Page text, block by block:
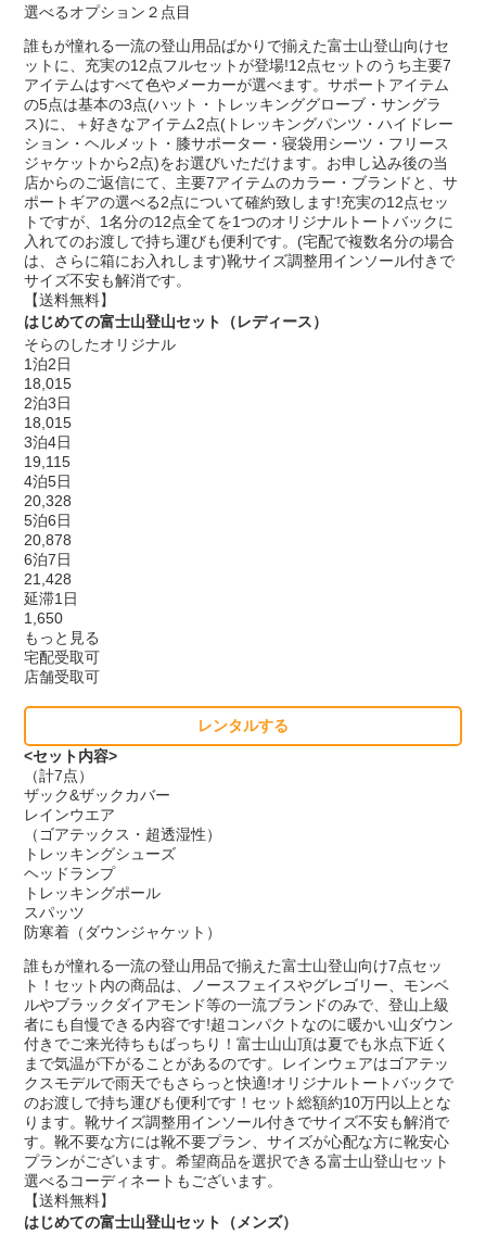
選べるオプション２点目
誰もが憧れる一流の登山用品ばかりで揃えた富士山登山向けセ
ットに、充実の12点フルセットが登場!12点セットのうち主要7
アイテムはすべて色やメーカーが選べます。サポートアイテム
の5点は基本の3点(ハット・トレッキンググローブ・サングラ
ス)に、＋好きなアイテム2点(トレッキングパンツ・ハイドレー
ション・ヘルメット・膝サポーター・寝袋用シーツ・フリース
ジャケットから2点)をお選びいただけます。お申し込み後の当
店からのご返信にて、主要7アイテムのカラー・ブランドと、サ
ポートギアの選べる2点について確約致します!充実の12点セッ
トですが、1名分の12点全てを1つのオリジナルトートバックに
入れてのお渡しで持ち運びも便利です。(宅配で複数名分の場合
は、さらに箱にお入れします)靴サイズ調整用インソール付きで
サイズ不安も解消です。
【送料無料】
はじめての富士山登山セット（レディース）
そらのしたオリジナル
1泊2日
18,015
2泊3日
18,015
3泊4日
19,115
4泊5日
20,328
5泊6日
20,878
6泊7日
21,428
延滞1日
1,650
もっと見る
宅配受取可
店舗受取可
レンタルする
<セット内容>
（計7点）
ザック&ザックカバー
レインウエア
（ゴアテックス・超透湿性）
トレッキングシューズ
ヘッドランプ
トレッキングポール
スパッツ
防寒着（ダウンジャケット）
誰もが憧れる一流の登山用品で揃えた富士山登山向け7点セッ
ト！セット内の商品は、ノースフェイスやグレゴリー、モンベ
ルやブラックダイアモンド等の一流ブランドのみで、登山上級
者にも自慢できる内容です!超コンパクトなのに暖かい山ダウン
付きでご来光待ちもばっちり！富士山山頂は夏でも氷点下近く
まで気温が下がることがあるのです。レインウェアはゴアテッ
クスモデルで雨天でもさらっと快適!オリジナルトートバックで
のお渡しで持ち運びも便利です！セット総額約10万円以上とな
ります。靴サイズ調整用インソール付きでサイズ不安も解消で
す。靴不要な方には靴不要プラン、サイズが心配な方に靴安心
プランがございます。希望商品を選択できる富士山登山セット
選べるコーディネートもございます。
【送料無料】
はじめての富士山登山セット（メンズ）